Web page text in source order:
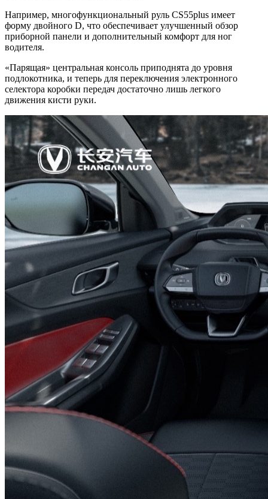
Например, многофункциональный руль CS55plus имеет
форму двойного D, что обеспечивает улучшенный обзор
приборной панели и дополнительный комфорт для ног
водителя.
«Парящая» центральная консоль приподнята до уровня
подлокотника, и теперь для переключения электронного
селектора коробки передач достаточно лишь легкого
движения кисти руки.